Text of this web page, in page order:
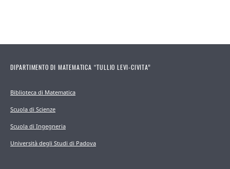
DIPARTIMENTO DI MATEMATICA “TULLIO LEVI-CIVITA”
Biblioteca di Matematica
Scuola di Scienze
Scuola di Ingegneria
Università degli Studi di Padova